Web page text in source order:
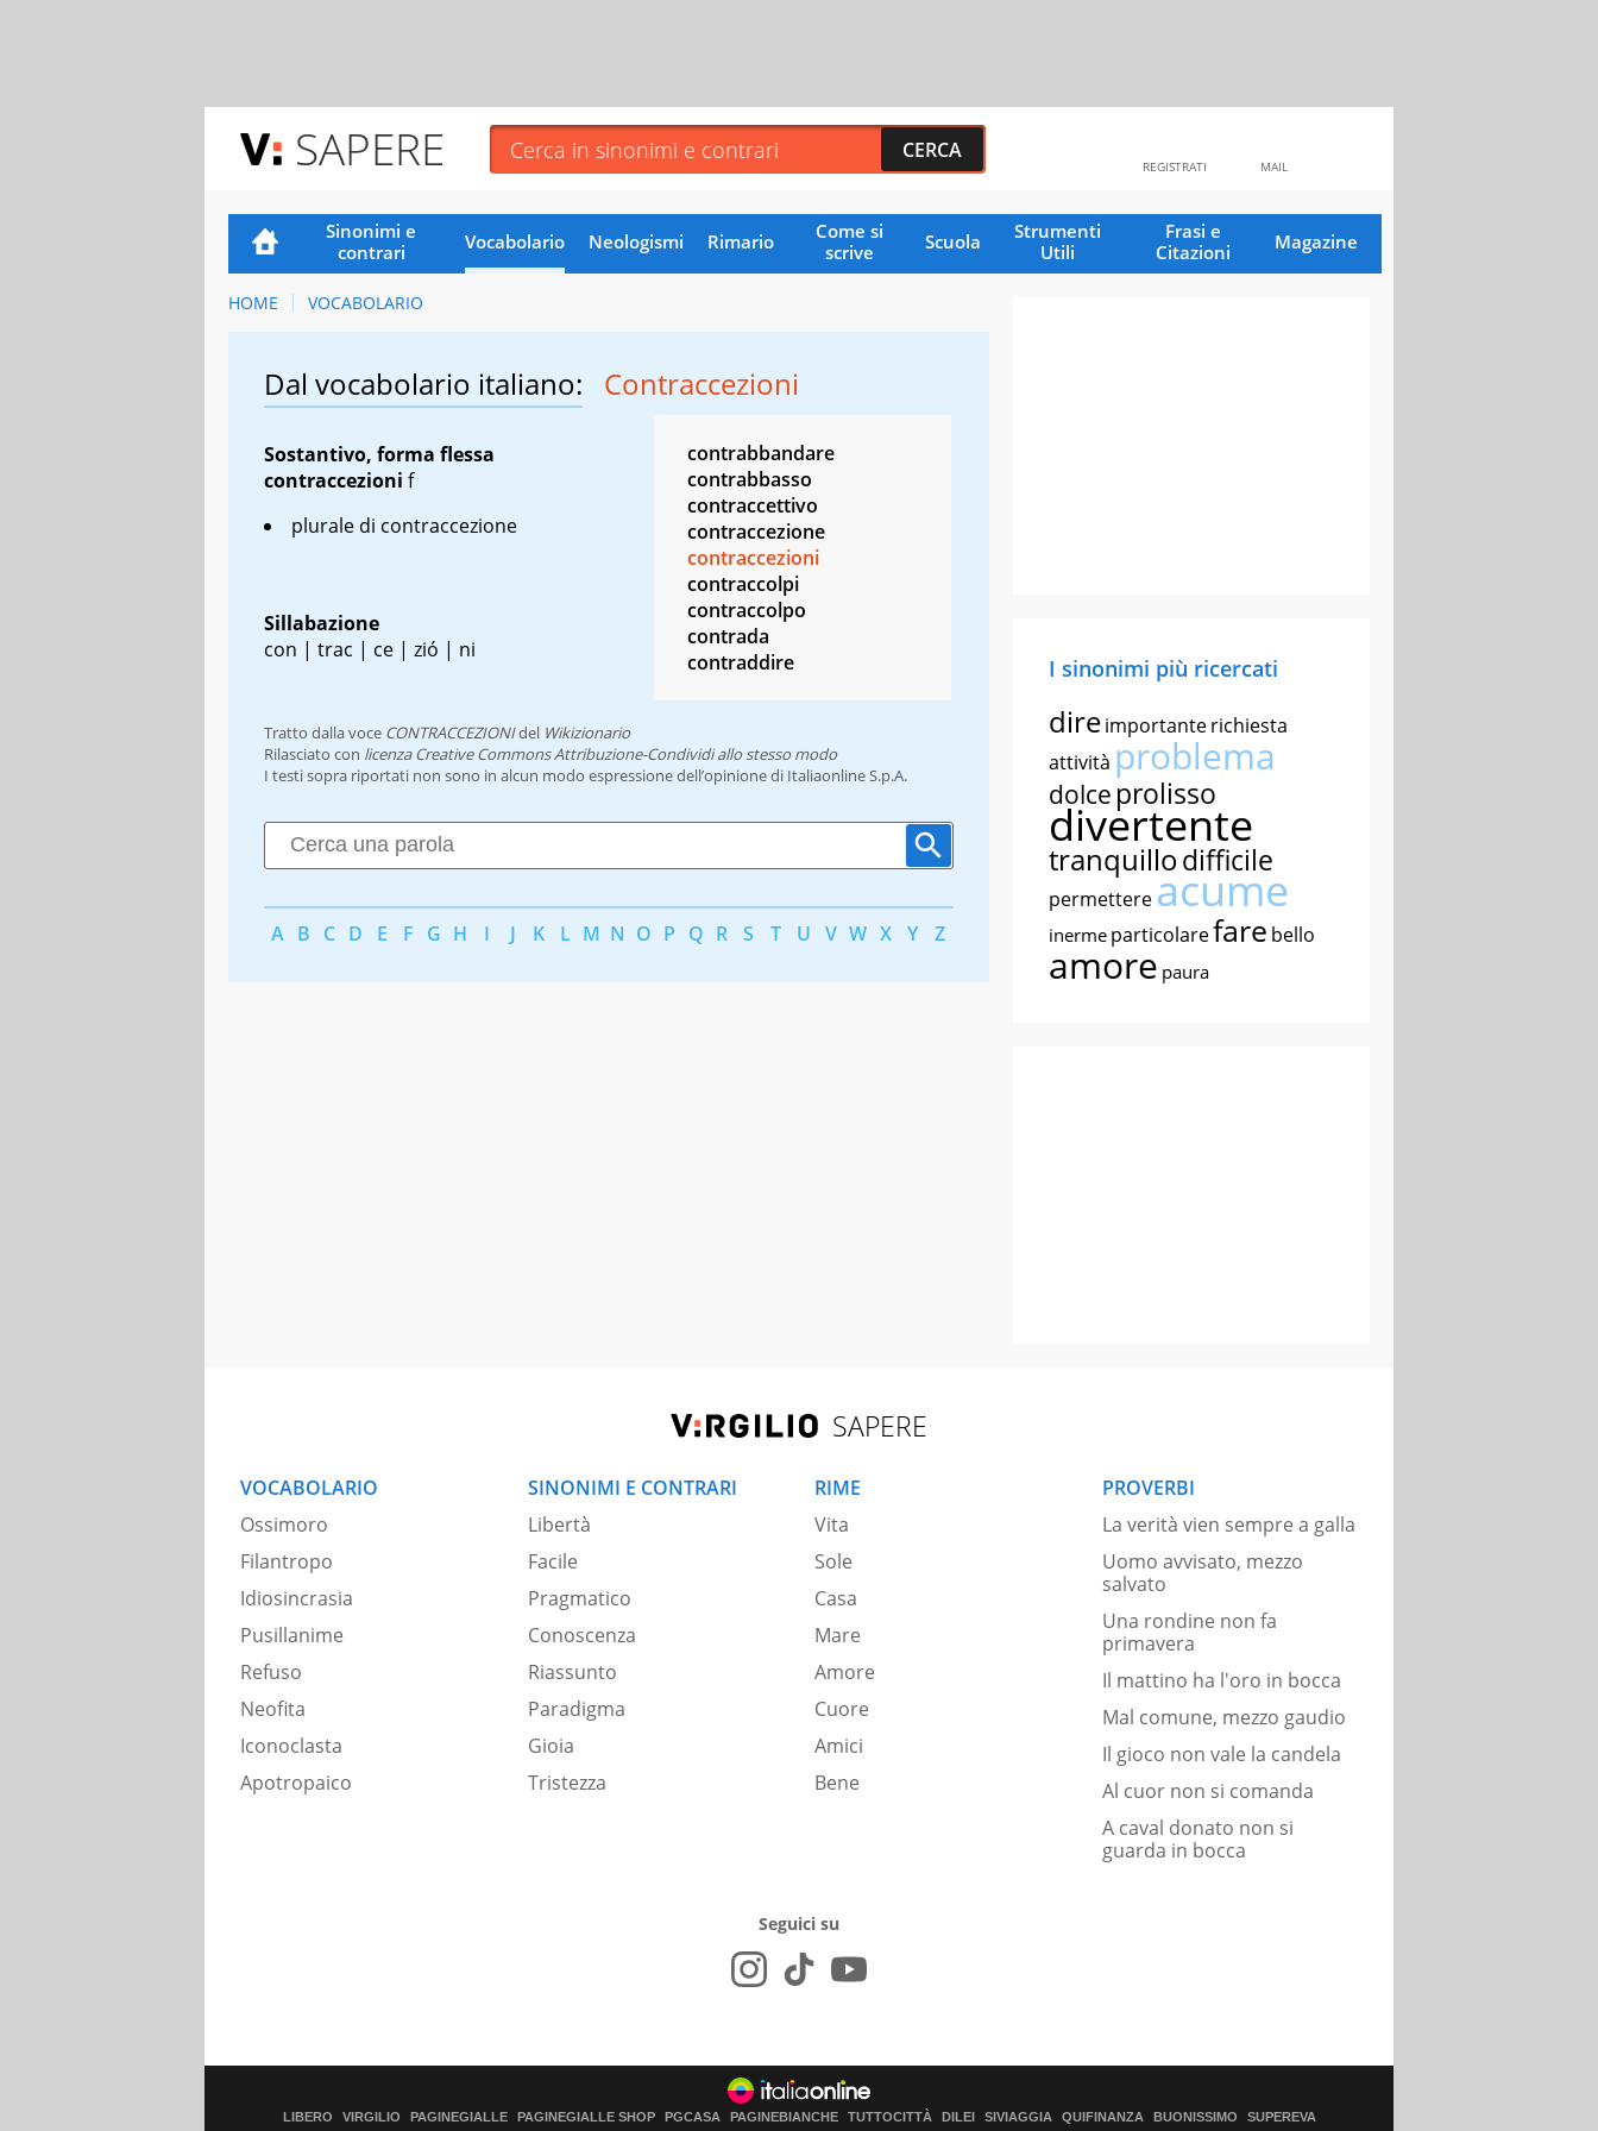
SAPERE MAIL
REGISTRATI
Sinonimi e
contrari
Vocabolario Neologismi Rimario
Come si
scrive
Scuola
Strumenti
Utili
Frasi e
Citazioni
Magazine
HOME VOCABOLARIO
Dal vocabolario italiano: Contraccezioni
Sostantivo, forma flessa
contraccezioni f
plurale di contraccezione
Sillabazione
con | trac | ce | zió | ni
contrabbandare
contrabbasso
contraccettivo
contraccezione
contraccezioni
contraccolpi
contraccolpo
contrada
contraddire
Tratto dalla voce CONTRACCEZIONIdel Wikizionario
Rilasciato con licenza Creative Commons Attribuzione-Condividi allo stesso modo
I testi sopra riportati non sono in alcun modo espressione dell’opinione di Italiaonline S.p.A.
A B C D E F G H I J K L M N O P Q R S T U V W X Y Z
I sinonimi più ricercati
direimportanterichiesta
attività problema
dolce prolisso
divertente
tranquillodifficile
permettereacume
inerme particolarefare bello
amore paura
SAPERE
VOCABOLARIO
Ossimoro
Filantropo
Idiosincrasia
Pusillanime
Refuso
Neofita
Iconoclasta
Apotropaico
SINONIMI E CONTRARI
Libertà
Facile
Pragmatico
Conoscenza
Riassunto
Paradigma
Gioia
Tristezza
RIME
Vita
Sole
Casa
Mare
Amore
Cuore
Amici
Bene
PROVERBI
La verità vien sempre a galla
Uomo avvisato, mezzo
salvato
Una rondine non fa
primavera
Il mattino ha l'oro in bocca
Mal comune, mezzo gaudio
Il gioco non vale la candela
Al cuor non si comanda
A caval donato non si
guarda in bocca
Seguici su
LIBERO VIRGILIO PAGINEGIALLE PAGINEGIALLE SHOP PGCASA PAGINEBIANCHE TUTTOCITTÀ DILEI SIVIAGGIA QUIFINANZA BUONISSIMO SUPEREVA